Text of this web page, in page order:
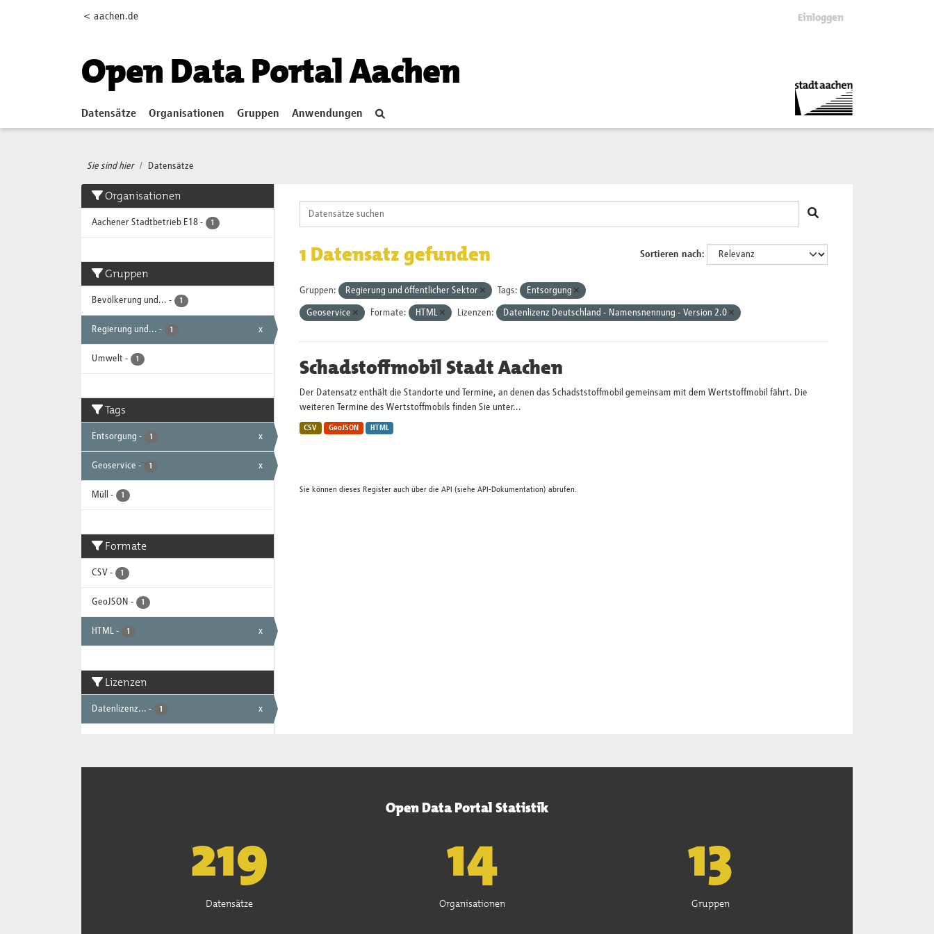
< aachen.de Einloggen
Open Data Portal Aachen
Datensätze Organisationen Gruppen Anwendungen
Sie sind hier Datensätze
Organisationen
Aachener Stadtbetrieb E18 - 1
Gruppen
Bevölkerung und... - 1
Regierung und... - 1 x
Umwelt - 1
Tags
Entsorgung - 1 x
Geoservice - 1 x
Müll - 1
Formate
CSV - 1
GeoJSON - 1
HTML - 1 x
Lizenzen
Datenlizenz... - 1 x
Sortieren nach
1 Datensatz gefunden
Gruppen: Regierung und öffentlicher Sektor Tags: Entsorgung
Geoservice Formate: HTML Lizenzen: Datenlizenz Deutschland - Namensnennung - Version 2.0
Schadstoffmobil Stadt Aachen
Der Datensatz enthält die Standorte und Termine, an denen das Schadststoffmobil gemeinsam mit dem Wertstoffmobil fährt. Die
weiteren Termine des Wertstoffmobils finden Sie unter...
CSV GeoJSON HTML
Sie können dieses Register auch über die API (siehe API-Dokumentation) abrufen.
Open Data Portal Statistik
222
Datensätze
15
Organisationen
13
Gruppen